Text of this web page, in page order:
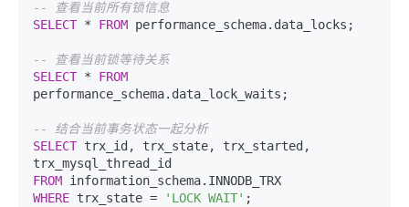
-- 查看当前所有锁信息
SELECT * FROM performance_schema.data_locks;
-- 查看当前锁等待关系
SELECT *
FROM
performance_schema.data_lock_waits;
-- 结合当前事务状态一起分析
SELECT trx_id, trx_state, trx_started,
FROM
WHERE trx_state = 'LOCK WAIT'